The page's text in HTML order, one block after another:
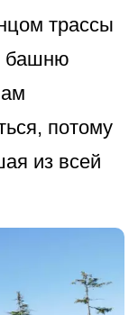
трассы
башню
потому
из всей